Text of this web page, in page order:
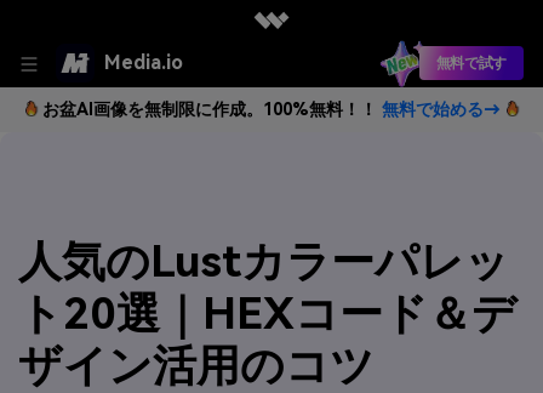
Media.io 無料で試す
お盆AI画像を無制限に作成。100%無料！！ 無料で始める→
人気のLustカラーパレッ
ト20選｜HEXコード＆デ
ザイン活用のコツ